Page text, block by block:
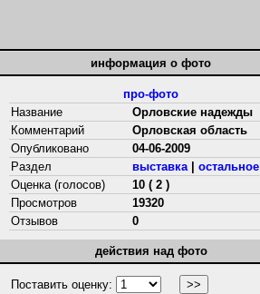
информация о фото
про-фото
Название
Орловские надежды
Комментарий
Орловская область
Опубликовано
04-06-2009
Раздел
выставка| остальное
Оценка (голосов)
10 ( 2 )
Просмотров
19320
Отзывов
0
действия над фото
Поставить оценку: